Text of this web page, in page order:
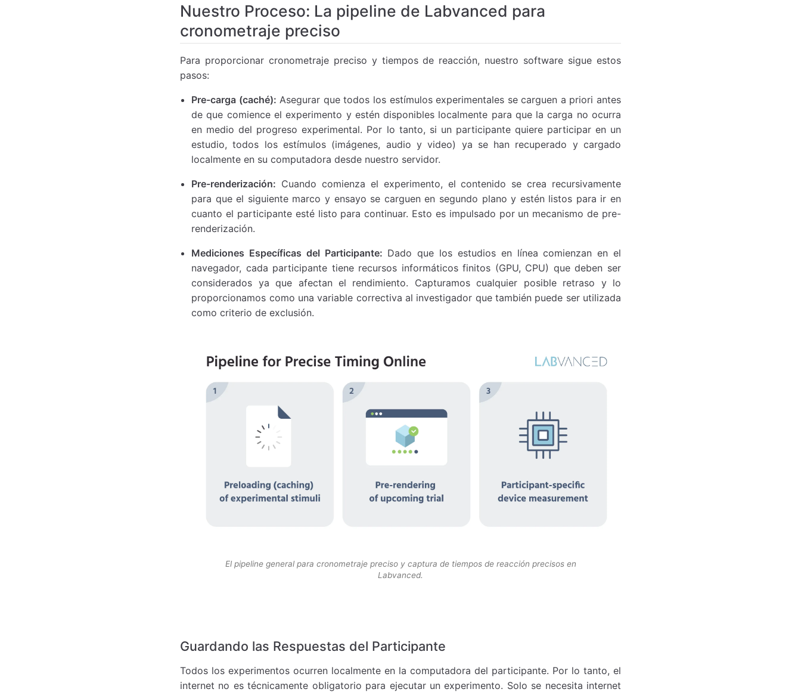
Nuestro Proceso: La pipeline de Labvanced para
cronometraje preciso
Para proporcionar cronometraje preciso y tiempos de reacción, nuestro software sigue estos
pasos:
Pre-carga (caché): Asegurar que todos los estímulos experimentales se carguen a priori antes
de que comience el experimento y estén disponibles localmente para que la carga no ocurra
en medio del progreso experimental. Por lo tanto, si un participante quiere participar en un
estudio, todos los estímulos (imágenes, audio y video) ya se han recuperado y cargado
localmente en su computadora desde nuestro servidor.
Pre-renderización: Cuando comienza el experimento, el contenido se crea recursivamente
para que el siguiente marco y ensayo se carguen en segundo plano y estén listos para ir en
cuanto el participante esté listo para continuar. Esto es impulsado por un mecanismo de pre-
renderización.
Mediciones Específicas del Participante: Dado que los estudios en línea comienzan en el
navegador, cada participante tiene recursos informáticos finitos (GPU, CPU) que deben ser
considerados ya que afectan el rendimiento. Capturamos cualquier posible retraso y lo
proporcionamos como una variable correctiva al investigador que también puede ser utilizada
como criterio de exclusión.
El pipeline general para cronometraje preciso y captura de tiempos de reacción precisos en
Labvanced.
Guardando las Respuestas del Participante
Todos los experimentos ocurren localmente en la computadora del participante. Por lo tanto, el
internet no es técnicamente obligatorio para ejecutar un experimento. Solo se necesita internet